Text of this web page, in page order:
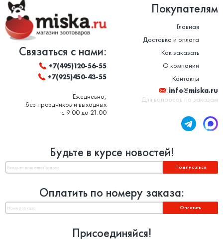
Связаться с нами:
+7(495)120-56-55
+7(925)450-43-55
Ежедневно,
без праздников и выходных
с 9:00 до 21:00
Покупателям
Главная
Доставка и оплата
Как заказать
О компании
Контакты
info@miska.ru
Для вопросов по заказам
Будьте в курсе новостей!
Подписаться
Оплатить по номеру заказа:
Оплатить
Присоединяйся!